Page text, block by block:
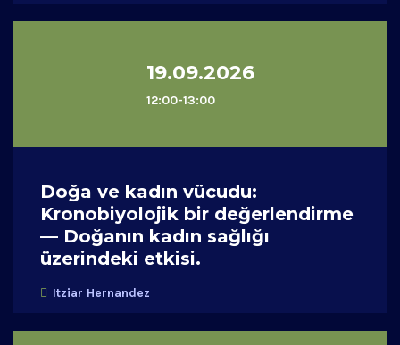
19.09.2026
12:00-13:00
Doğa ve kadın vücudu:
Kronobiyolojik bir değerlendirme
— Doğanın kadın sağlığı
üzerindeki etkisi.
Itziar Hernandez